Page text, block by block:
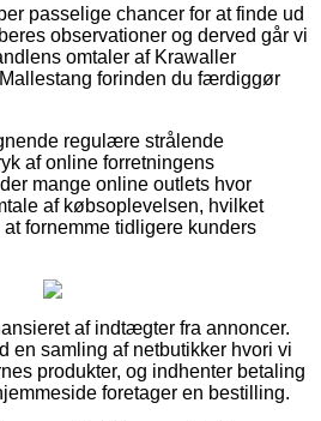
passelige chancer for at finde ud
observationer og derved går vi
omtaler af Krawaller
forinden du færdiggør
regulære strålende
af online forretningens
mange online outlets hvor
af købsoplevelsen, hvilket
fornemme tidligere kunders
af indtægter fra annoncer.
en samling af netbutikker hvori vi
produkter, og indhenter betaling
foretager en bestilling.